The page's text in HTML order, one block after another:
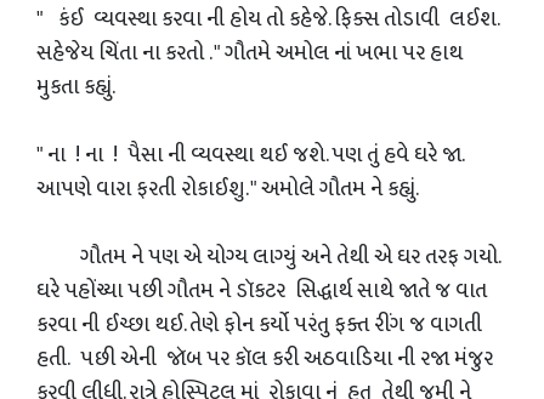
" કંઈ વ્યવસ્થા કરવા ની હોય તો કહેજે. ફિક્સ તોડાવી લઈશ.
સહેજેય ચિંતા ના કરતો . " ગૌતમે અમોલ નાં ખભા પર હાથ
મુકતા કહ્યું.
" ના ! ના ! પૈસા ની વ્યવસ્થા થઈ જશે. પણ તું હવે ઘરે જા.
આપણે વારા ફરતી રોકાઈશુ. " અમોલે ગૌતમ ને કહ્યું.
ગૌતમ ને પણ એ યોગ્ય લાગ્યું અને તેથી એ ઘર તરફ ગયો.
ઘરે પહોંચ્યા પછી ગૌતમ ને ડૉકટર સિદ્ધાર્થ સાથે જાતે જ વાત
કરવા ની ઈચ્છા થઈ. તેણે ફોન કર્યો પરંતુ ફક્ત રીંગ જ વાગતી
હતી. પછી એની જૉબ પર કૉલ કરી અઠવાડિયા ની રજા મંજુર